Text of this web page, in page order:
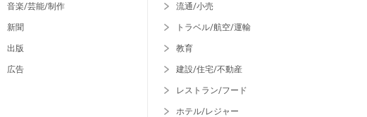
音楽/芸能/制作
新聞
出版
広告
流通/小売
トラベル/航空/運輸
教育
建設/住宅/不動産
レストラン/フード
ホテル/レジャー